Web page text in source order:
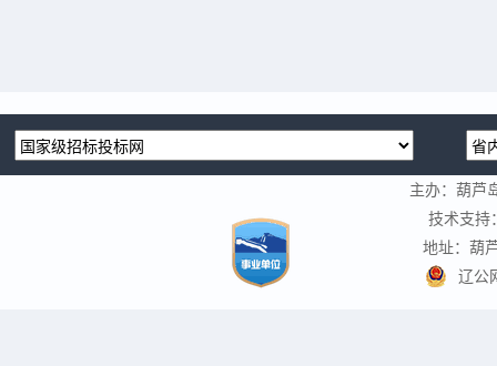
主办：葫芦
技术支持
地址：葫
辽公